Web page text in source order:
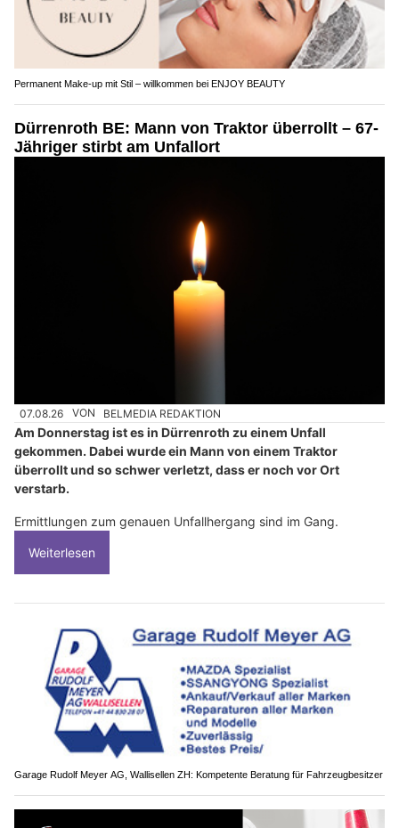
Permanent Make-up mit Stil – willkommen bei ENJOY BEAUTY
Dürrenroth BE: Mann von Traktor überrollt – 67-
Jähriger stirbt am Unfallort
07.08.26 VON BELMEDIA REDAKTION
Am Donnerstag ist es in Dürrenroth zu einem Unfall
gekommen. Dabei wurde ein Mann von einem Traktor
überrollt und so schwer verletzt, dass er noch vor Ort
verstarb.
Ermittlungen zum genauen Unfallhergang sind im Gang.
Weiterlesen
Garage Rudolf Meyer AG, Wallisellen ZH: Kompetente Beratung für Fahrzeugbesitzer